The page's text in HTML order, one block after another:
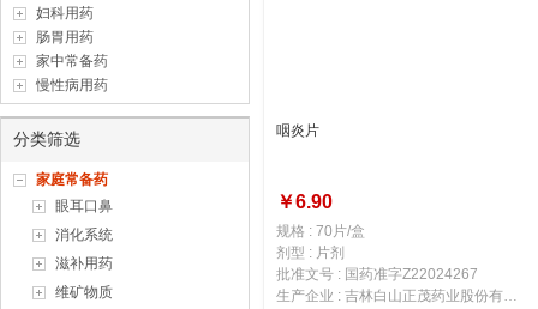
妇科用药
肠胃用药
家中常备药
慢性病用药
分类筛选
家庭常备药
眼耳口鼻
消化系统
滋补用药
维矿物质
咽炎片
￥6.90
规格 : 70片/盒
剂型 : 片剂
批准文号 : 国药准字Z22024267
生产企业 : 吉林白山正茂药业股份有限公司